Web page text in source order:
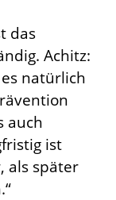
das
Achitz:
natürlich
auch
ist
als später